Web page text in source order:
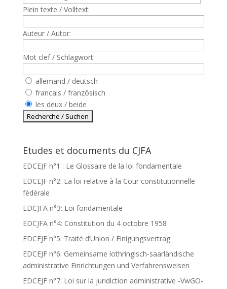
Plein texte / Volltext:
Auteur / Autor:
Mot clef / Schlagwort:
allemand / deutsch
francais / französisch
les deux / beide
Etudes et documents du CJFA
EDCEJF n°1 : Le Glossaire de la loi fondamentale
EDCEJF n°2: La loi relative à la Cour constitutionnelle
fédérale
EDCJFA n°3: Loi fondamentale
EDCJFA n°4: Constitution du 4 octobre 1958
EDCEJF n°5: Traité d’Union / Einigungsvertrag
EDCEJF n°6: Gemeinsame lothringisch-saarländische
administrative Einrichtungen und Verfahrensweisen
EDCEJF n°7: Loi sur la juridiction administrative -VwGO-